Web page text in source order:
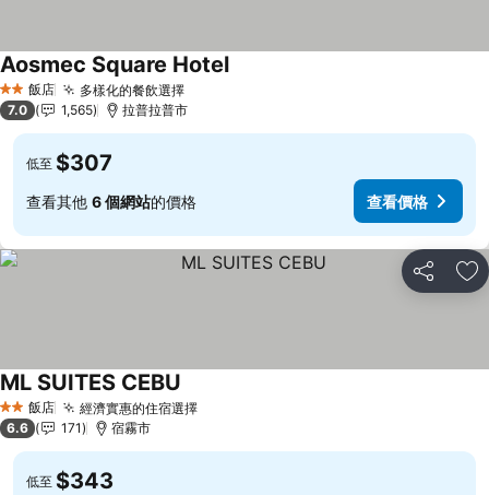
2 星級飯店 多樣化的餐飲選擇查看價格
Aosmec Square Hotel查看價格
7.0 1,565 拉普拉普市
低至 $307
查看其他 6 個網站的價格 查看價格
分享 加
2 星級飯店 經濟實惠的住宿選擇查看價格
ML SUITES CEBU
6.6 171 宿霧市
低至 $343